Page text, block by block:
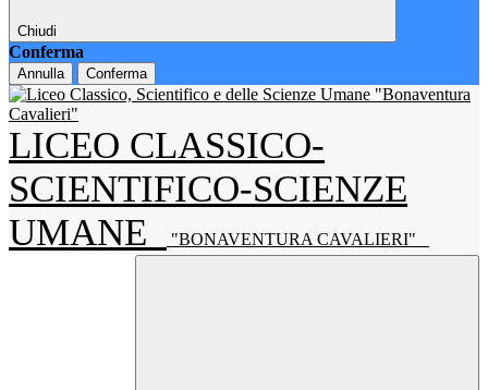
Chiudi
Conferma
Annulla Conferma
LICEO CLASSICO-
SCIENTIFICO-SCIENZE
UMANE
"BONAVENTURA CAVALIERI"